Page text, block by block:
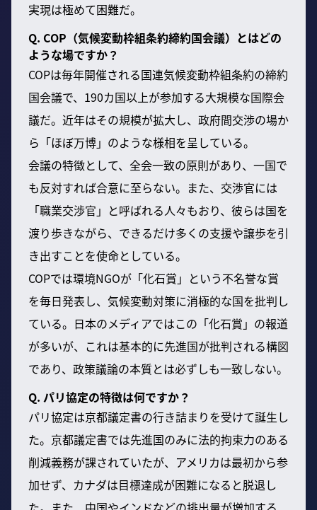
実現は極めて困難だ。
Q. COP（気候変動枠組条約締約国会議）とはどの
ような場ですか？
COPは毎年開催される国連気候変動枠組条約の締約
国会議で、190カ国以上が参加する大規模な国際会
議だ。近年はその規模が拡大し、政府間交渉の場か
ら「ほぼ万博」のような様相を呈している。
会議の特徴として、全会一致の原則があり、一国で
も反対すれば合意に至らない。また、交渉官には
「職業交渉官」と呼ばれる人々もおり、彼らは国を
渡り歩きながら、できるだけ多くの支援や譲歩を引
き出すことを使命としている。
COPでは環境NGOが「化石賞」という不名誉な賞
を毎日発表し、気候変動対策に消極的な国を批判し
ている。日本のメディアではこの「化石賞」の報道
が多いが、これは基本的に先進国が批判される構図
であり、政策議論の本質とは必ずしも一致しない。
Q. パリ協定の特徴は何ですか？
パリ協定は京都議定書の行き詰まりを受けて誕生し
た。京都議定書では先進国のみに法的拘束力のある
削減義務が課されていたが、アメリカは最初から参
加せず、カナダは目標達成が困難になると脱退し